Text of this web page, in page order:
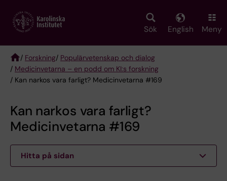
main
Sök English Meny
Breadcrumb
/ Forskning/ Populärvetenskap och dialog
/ Medicinvetarna – en podd om KI:s forskning
/ Kan narkos vara farligt? Medicinvetarna #169
Kan narkos vara farligt?
Medicinvetarna #169
Hitta på sidan